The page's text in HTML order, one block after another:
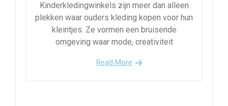
Kinderkledingwinkels zijn meer dan alleen
plekken waar ouders kleding kopen voor hun
kleintjes. Ze vormen een bruisende
omgeving waar mode, creativiteit
Read More